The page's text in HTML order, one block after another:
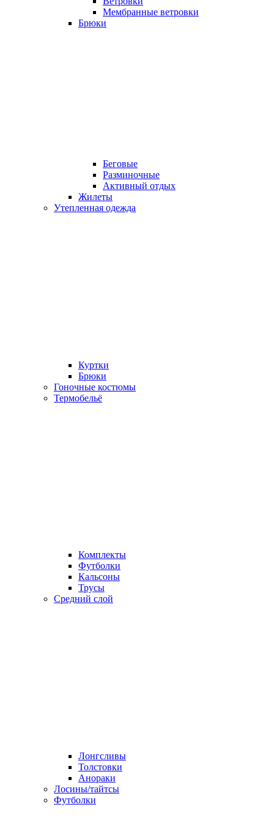
Мембранные ветровки
Брюки
Беговые
Разминочные
Активный отдых
Жилеты
Утепленная одежда
Куртки
Брюки
Гоночные костюмы
Термобельё
Комплекты
Футболки
Кальсоны
Трусы
Средний слой
Лонгсливы
Толстовки
Анораки
Лосины/тайтсы
Футболки